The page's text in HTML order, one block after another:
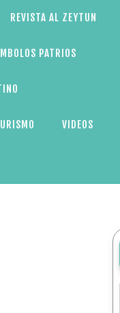
REVISTA AL ZEYTUN
PATRIOS
VIDEOS